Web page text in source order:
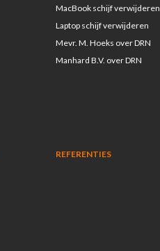
MacBook schijf verwijderen
Laptop schijf verwijderen
Mevr. M. Hoeks over DRN
Manhard B.V. over DRN
REFERENTIES